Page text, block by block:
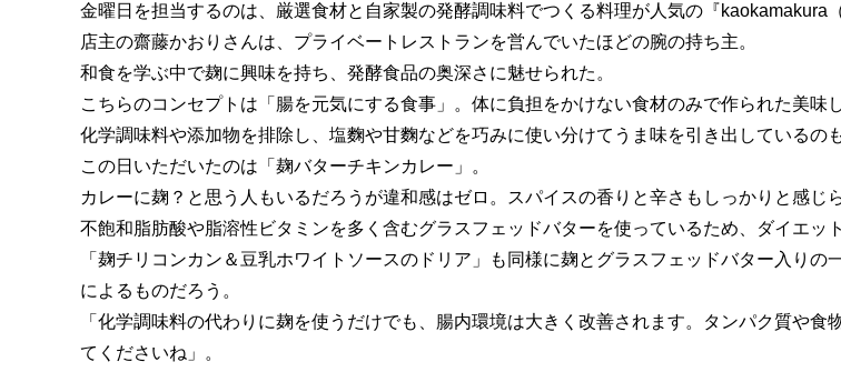
金曜日を担当するのは、厳選食材と自家製の発酵調味料でつくる料理が人気の『kaokamakura
店主の齋藤かおりさんは、プライベートレストランを営んでいたほどの腕の持ち主。
和食を学ぶ中で麹に興味を持ち、発酵食品の奥深さに魅せられた。
こちらのコンセプトは「腸を元気にする食事」。体に負担をかけない食材のみで作られた美味
化学調味料や添加物を排除し、塩麴や甘麴などを巧みに使い分けてうま味を引き出しているの
この日いただいたのは「麹バターチキンカレー」。
カレーに麹？と思う人もいるだろうが違和感はゼロ。スパイスの香りと辛さもしっかりと感じ
不飽和脂肪酸や脂溶性ビタミンを多く含むグラスフェッドバターを使っているため、ダイエッ
「麹チリコンカン＆豆乳ホワイトソースのドリア」も同様に麹とグラスフェッドバター入り
によるものだろう。
「化学調味料の代わりに麹を使うだけでも、腸内環境は大きく改善されます。タンパク質や
てくださいね」。